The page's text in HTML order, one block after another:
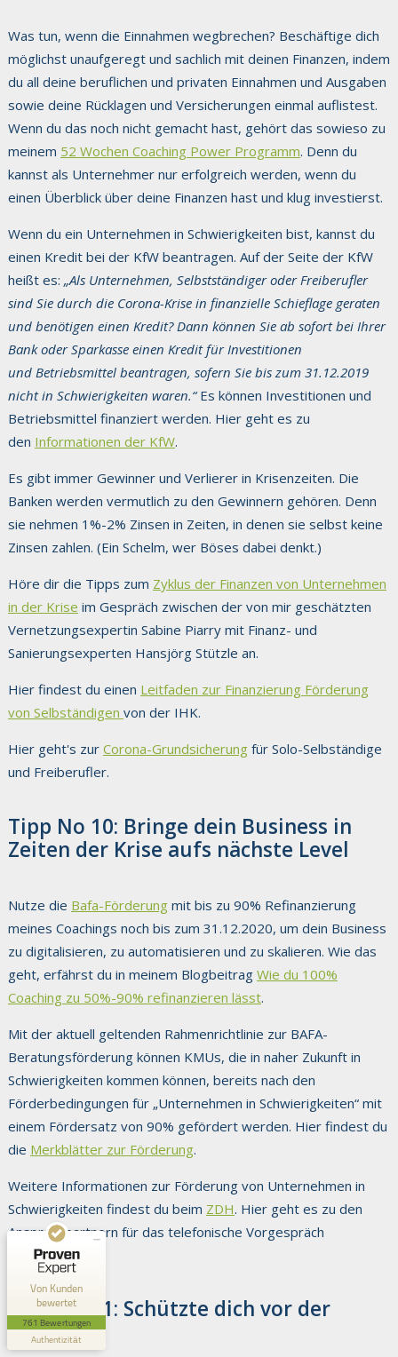
Was tun, wenn die Einnahmen wegbrechen? Beschäftige dich
möglichst unaufgeregt und sachlich mit deinen Finanzen, indem
du all deine beruflichen und privaten Einnahmen und Ausgaben
sowie deine Rücklagen und Versicherungen einmal auflistest.
Wenn du das noch nicht gemacht hast, gehört das sowieso zu
meinem 52 Wochen Coaching Power Programm. Denn du
kannst als Unternehmer nur erfolgreich werden, wenn du
einen Überblick über deine Finanzen hast und klug investierst.
Wenn du ein Unternehmen in Schwierigkeiten bist, kannst du
einen Kredit bei der KfW beantragen. Auf der Seite der KfW
heißt es: „Als Unternehmen, Selbstständiger oder Freiberufler
sind Sie durch die Corona-Krise in finanzielle Schieflage geraten
und benötigen einen Kredit? Dann können Sie ab sofort bei Ihrer
Bank oder Sparkasse einen Kredit für Investitionen
und Betriebsmittel beantragen, sofern Sie bis zum 31.12.2019
nicht in Schwierigkeiten waren.“Es können Investitionen und
Betriebsmittel finanziert werden. Hier geht es zu
den Informationen der KfW.
Es gibt immer Gewinner und Verlierer in Krisenzeiten. Die
Banken werden vermutlich zu den Gewinnern gehören. Denn
sie nehmen 1%-2% Zinsen in Zeiten, in denen sie selbst keine
Zinsen zahlen. (Ein Schelm, wer Böses dabei denkt.)
Höre dir die Tipps zum Zyklus der Finanzen von Unternehmen
in der Krise im Gespräch zwischen der von mir geschätzten
Vernetzungsexpertin Sabine Piarry mit Finanz- und
Sanierungsexperten Hansjörg Stützle an.
Hier findest du einen Leitfaden zur Finanzierung Förderung
von Selbständigen von der IHK.
Hier geht's zur Corona-Grundsicherung für Solo-Selbständige
und Freiberufler.
Tipp No 10: Bringe dein Business in
Zeiten der Krise aufs nächste Level
Nutze die Bafa-Förderung mit bis zu 90% Refinanzierung
meines Coachings noch bis zum 31.12.2020, um dein Business
zu digitalisieren, zu automatisieren und zu skalieren. Wie das
geht, erfährst du in meinem Blogbeitrag Wie du 100%
Coaching zu 50%-90% refinanzieren lässt.
Mit der aktuell geltenden Rahmenrichtlinie zur BAFA-
Beratungsförderung können KMUs, die in naher Zukunft in
Schwierigkeiten kommen können, bereits nach den
Förderbedingungen für „Unternehmen in Schwierigkeiten“ mit
einem Fördersatz von 90% gefördert werden. Hier findest du
die Merkblätter zur Förderung.
Weitere Informationen zur Förderung von Unternehmen in
Schwierigkeiten findest du beim ZDH. Hier geht es zu den
Ansprechpartnern für das telefonische Vorgespräch
beimZDH.
Tipp No 11: Schützte dich vor der
Insolvenz
Von Kunden
bewertet
761 Bewertungen
Authentizität
Kundenbewertungen und Erfahrungen zu
Dr. Kerstin Gernig
100%
ProvenExpert.com
4,88 / 5,00
371
Bewertungen von 4
anderen Quellen
Blick aufs ProvenExpert-Profil werfen